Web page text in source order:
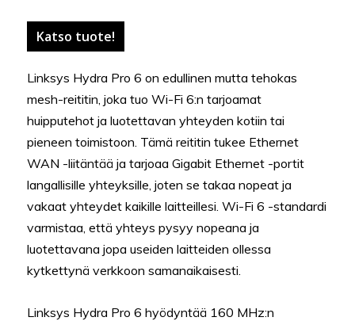
Katso tuote!
Linksys Hydra Pro 6 on edullinen mutta tehokas
mesh-reititin, joka tuo Wi-Fi 6:n tarjoamat
huipputehot ja luotettavan yhteyden kotiin tai
pieneen toimistoon. Tämä reititin tukee Ethernet
WAN -liitäntää ja tarjoaa Gigabit Ethernet -portit
langallisille yhteyksille, joten se takaa nopeat ja
vakaat yhteydet kaikille laitteillesi. Wi-Fi 6 -standardi
varmistaa, että yhteys pysyy nopeana ja
luotettavana jopa useiden laitteiden ollessa
kytkettynä verkkoon samanaikaisesti.
Linksys Hydra Pro 6 hyödyntää 160 MHz:n